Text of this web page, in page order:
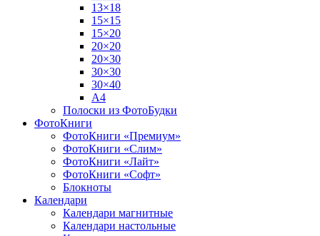
13×18
15×15
15×20
20×20
20×30
30×30
30×40
A4
Полоски из ФотоБудки
ФотоКниги
ФотоКниги «Премиум»
ФотоКниги «Слим»
ФотоКниги «Лайт»
ФотоКниги «Софт»
Блокноты
Календари
Календари магнитные
Календари настольные